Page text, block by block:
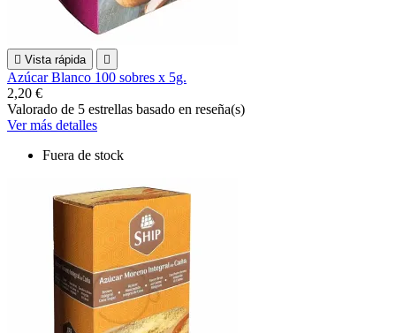
 Vista rápida 
Azúcar Blanco 100 sobres x 5g.
2,20 €
Valorado de 5 estrellas basado en reseña(s)
Ver más detalles
Fuera de stock